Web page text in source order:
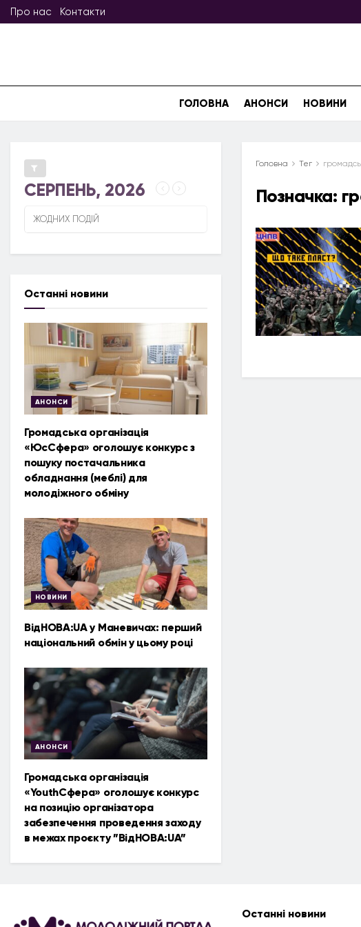
Про нас Контакти
ГОЛОВНА АНОНСИ НОВИНИ
Головна Тег
Позначка:
СЕРПЕНЬ, 2026
ЖОДНИХ ПОДІЙ
Останні новини
АНОНСИ
Громадська організація
«ЮсСфера» оголошує конкурс з
пошуку постачальника
обладнання (меблі) для
молодіжного обміну
НОВИНИ
ВідНОВА:UA у Маневичах: перший
національний обмін у цьому році
АНОНСИ
Громадська організація
«YouthСфера» оголошує конкурс
на позицію організатора
забезпечення проведення заходу
в межах проєкту ”ВідНОВА:UA”
Останні новини